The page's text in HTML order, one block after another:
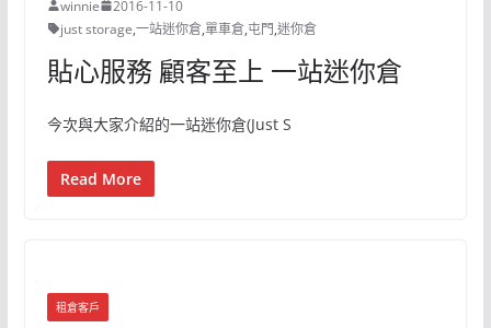
winnie
2016-11-10
just storage,一站迷你倉,單車倉,屯門,迷你倉
貼心服務 顧客至上 一站迷你倉
今次與大家介紹的一站迷你倉(Just S
Read More
租倉客戶